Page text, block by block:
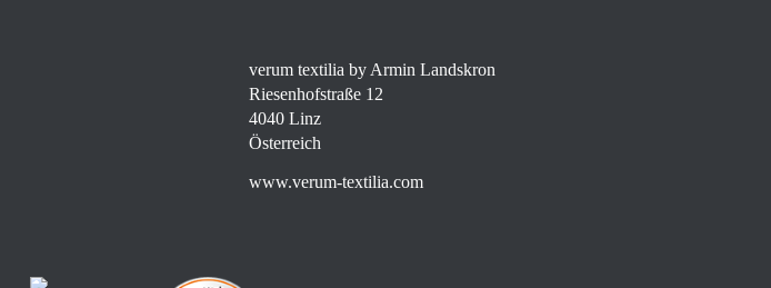
verum textilia by Armin Landskron
Riesenhofstraße 12
4040 Linz
Österreich
www.verum-textilia.com